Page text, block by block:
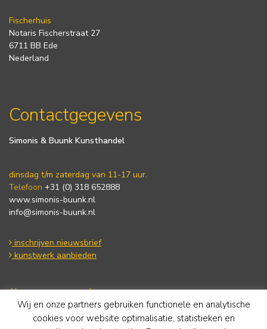
Fischerhuis
Notaris Fischerstraat 27
6711 BB Ede
Nederland
Contactgegevens
Simonis & Buunk Kunsthandel
dinsdag t/m zaterdag van 11-17 uur.
Telefoon +31 (0) 318 652888
www.simonis-buunk.nl
info@simonis-buunk.nl
inschrijven nieuwsbrief
kunstwerk aanbieden
Algemene voorwaarden
Privacy statement
Cookie Policy
Wij en onze partners gebruiken functionele en analytische
cookies voor website optimalisatie, statistieken en